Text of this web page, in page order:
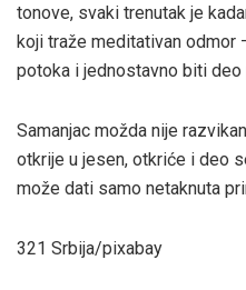
tonove, svaki trenutak je
koji traže meditativan
potoka i jednostavno biti deo
Samanjac možda nije
otkrije u jesen, otkriće i deo
može dati samo netaknuta
321 Srbija/pixabay